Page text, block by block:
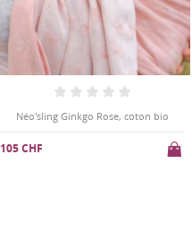
Néo'sling Ginkgo Rose, coton bio
105 CHF